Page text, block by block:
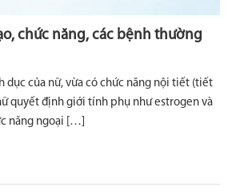
chức năng, các bệnh thường
dục của nữ, vừa có chức năng nội tiết (tiết
quyết định giới tính phụ như estrogen và
năng ngoại […]